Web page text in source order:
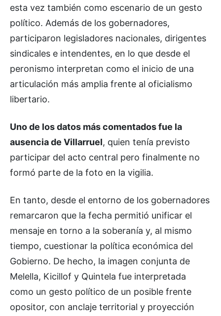
esta vez también como escenario de un gesto
político. Además de los gobernadores,
participaron legisladores nacionales, dirigentes
sindicales e intendentes, en lo que desde el
peronismo interpretan como el inicio de una
articulación más amplia frente al oficialismo
libertario.
Uno de los datos más comentados fue la
ausencia de Villarruel, quien tenía previsto
participar del acto central pero finalmente no
formó parte de la foto en la vigilia.
En tanto, desde el entorno de los gobernadores
remarcaron que la fecha permitió unificar el
mensaje en torno a la soberanía y, al mismo
tiempo, cuestionar la política económica del
Gobierno. De hecho, la imagen conjunta de
Melella, Kicillof y Quintela fue interpretada
como un gesto político de un posible frente
opositor, con anclaje territorial y proyección